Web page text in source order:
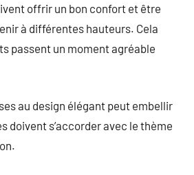
offrir un bon confort et être
à différentes hauteurs. Cela
passent un moment agréable
au design élégant peut embellir
doivent s’accorder avec le thème